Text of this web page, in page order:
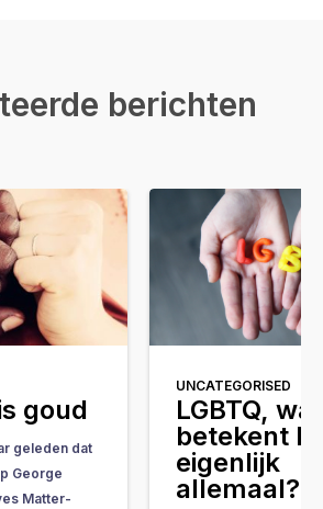
berichten
goud
geleden dat
George
Matter-
UNCATEGORISED
LGBTQ, wat
betekent
eigenlijk
allemaal?